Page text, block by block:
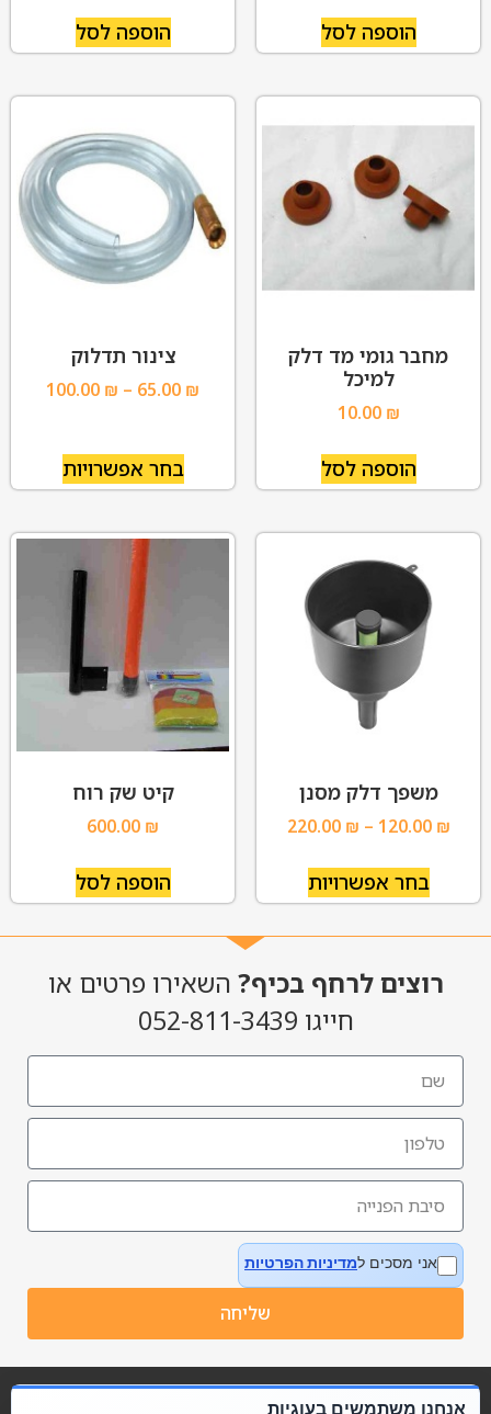
הוספה לסל הוספה לסל
מחבר גומי מד דלק
למיכל
10.00 ₪
הוספה לסל
צינור תדלוק
65.00 ₪
–
100.00 ₪
בחר אפשרויות
משפך דלק מסנן
120.00 ₪
–
220.00 ₪
בחר אפשרויות
קיט שק רוח
600.00 ₪
הוספה לסל
רוצים לרחף בכיף? השאירו פרטים או
חייגו 052-811-3439
אני מסכים למדיניות הפרטיות
שליחה
אנחנו משתמשים בעוגיות